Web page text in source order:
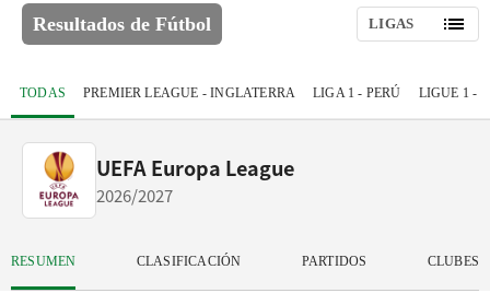
Resultados de Fútbol LIGAS
TODAS PREMIER LEAGUE - INGLATERRA LIGA 1 - PERÚ LIGUE 1 -
UEFA Europa League
2026/2027
RESUMEN CLASIFICACIÓN PARTIDOS CLUBES